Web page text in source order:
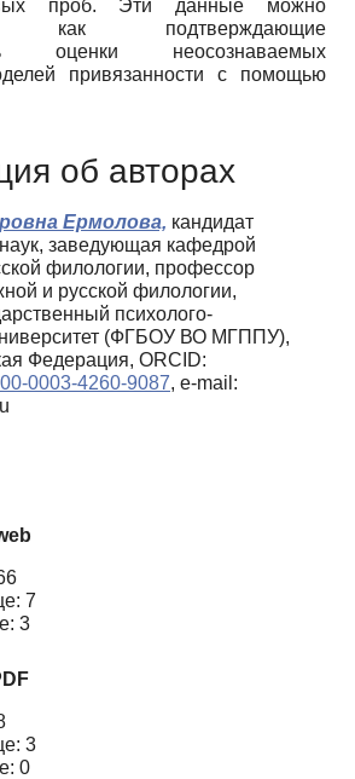
проб. Эти данные можно
как подтверждающие
оценки неосознаваемых
привязанности с помощью
об авторах
Ермолова, кандидат
наук, заведующая кафедрой
филологии, профессор
и русской филологии,
психолого-
(ФГБОУ ВО МГППУ),
Федерация, ORCID:
0003-4260-9087, e-mail:
7
3
3
0